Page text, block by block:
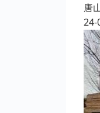
唐
24-